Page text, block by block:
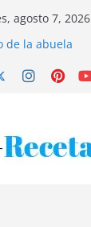
agosto 7, 2026
de la abuela
frito